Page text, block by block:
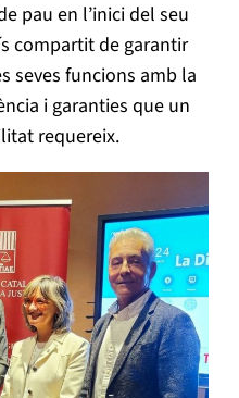
pau en l’inici del seu
compartit de garantir
seves funcions amb la
i garanties que un
requereix.